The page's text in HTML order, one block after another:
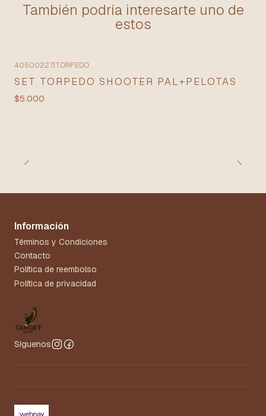
También podría interesarte uno de
estos
40500227 TORPEDO
SET TORPEDO SHOOTER PAL+PELOTAS
$5.000
Información
Términos y Condiciones
Contacto
Política de reembolso
Política de privacidad
Síguenos